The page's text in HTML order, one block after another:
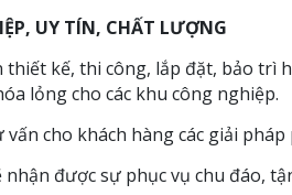
UY TÍN, CHẤT LƯỢNG
thiết kế, thi công, lắp đặt, bảo trì
lỏng cho các khu công nghiệp.
cho khách hàng các giải
nhận được sự phục vụ chu đáo,